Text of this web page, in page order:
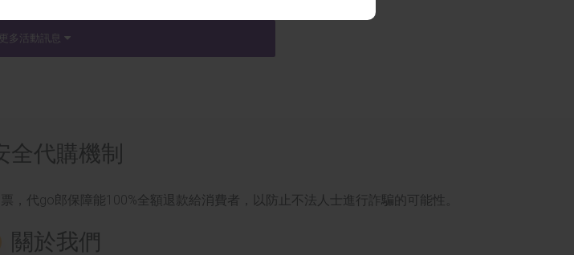
更多活動訊息
全代購機制
代go郎保障能100%全額退款給消費者，以防止不法人士進行詐騙的可能性。
關於我們